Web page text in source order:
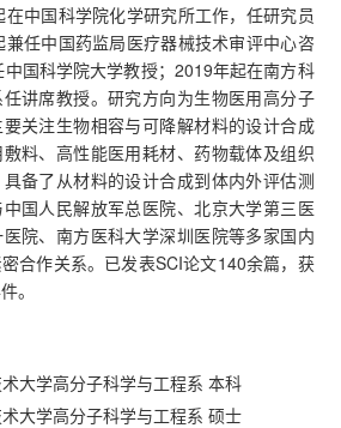
中国科学院化学研究所工作，任研究员
任中国药监局医疗器械技术审评中心咨
国科学院大学教授；2019年起在南方科
讲席教授。研究方向为生物医用高分子
关注生物相容与可降解材料的设计合成
料、高性能医用耗材、药物载体及组织
备了从材料的设计合成到体内外评估测
国人民解放军总医院、北京大学第三医
院、南方医科大学深圳医院等多家国内
合作关系。已发表SCI论文140余篇，获
。
大学高分子科学与工程系 本科
大学高分子科学与工程系 硕士